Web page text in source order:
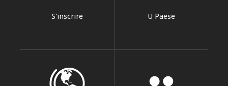
S'inscrire U Paese